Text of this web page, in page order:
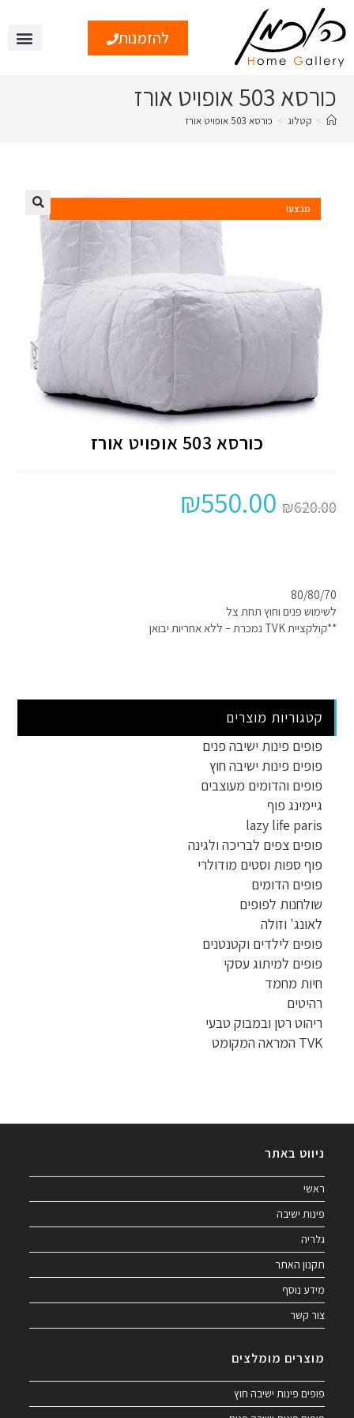
להזמנות
כורסא 503 אופויט אורז
> קטלוג > כורסא 503 אופויט אורז
מבצע!
🔍
כורסא 503 אופויט אורז
₪620.00
₪550.00
80/80/70
לשימוש פנים וחוץ תחת צל
**קולקציית TVK נמכרת – ללא אחריות יבואן
קטגוריות מוצרים
פופים פינות ישיבה פנים
פופים פינות ישיבה חוץ
פופים והדומים מעוצבים
גיימינג פוף
lazy life paris
פופים צפים לבריכה ולגינה
פוף ספות וסטים מודולרי
פופים הדומים
שולחנות לפופים
לאונג' וזולה
פופים לילדים וקטנטנים
פופים למיתוג עסקי
חיות מחמד
רהיטים
ריהוט רטן ובמבוק טבעי
TVK המראה המקומט
ניווט באתר
ראשי
פינות ישיבה
גלריה
תקנון האתר
מידע נוסף
צור קשר
מוצרים מומלצים
פופים פינות ישיבה חוץ